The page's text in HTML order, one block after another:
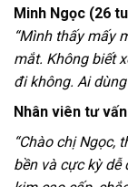
Minh Ngọc (26
“Mình thấy mấy
mắt. Không biết
đi không. Ai
Nhân viên tư
“Chào chị Ngọc,
bền và cực kỳ